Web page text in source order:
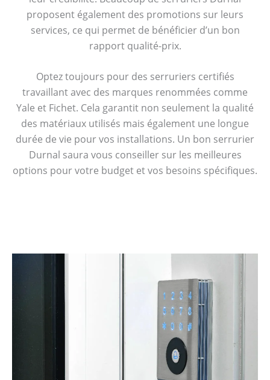
proposent également des promotions sur leurs
services, ce qui permet de bénéficier d’un bon
rapport qualité-prix.
Optez toujours pour des serruriers certifiés
travaillant avec des marques renommées comme
Yale et Fichet. Cela garantit non seulement la qualité
des matériaux utilisés mais également une longue
durée de vie pour vos installations. Un bon serrurier
Durnal saura vous conseiller sur les meilleures
options pour votre budget et vos besoins spécifiques.